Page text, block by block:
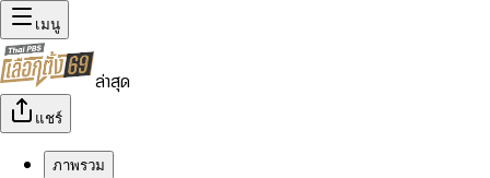
เมนู
ล่าสุด
แชร์
ภาพรวม